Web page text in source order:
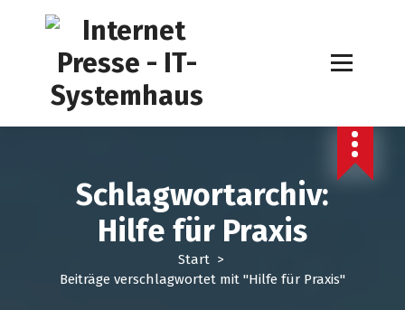
a
Schlagwortarchiv:
Hilfe für Praxis
Start>
Beiträge verschlagwortet mit "Hilfe für Praxis"